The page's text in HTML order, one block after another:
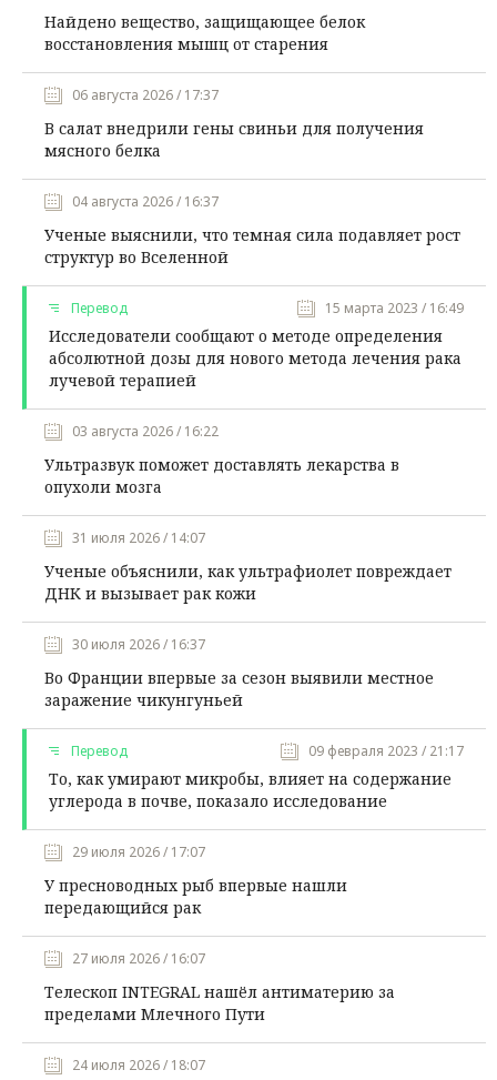
Найдено вещество, защищающее белок
восстановления мышц от старения
06 августа 2026 / 17:37
В салат внедрили гены свиньи для получения
мясного белка
04 августа 2026 / 16:37
Ученые выяснили, что темная сила подавляет рост
структур во Вселенной
Перевод 15 марта 2023 / 16:49
Исследователи сообщают о методе определения
абсолютной дозы для нового метода лечения рака
лучевой терапией
03 августа 2026 / 16:22
Ультразвук поможет доставлять лекарства в
опухоли мозга
31 июля 2026 / 14:07
Ученые объяснили, как ультрафиолет повреждает
ДНК и вызывает рак кожи
30 июля 2026 / 16:37
Во Франции впервые за сезон выявили местное
заражение чикунгуньей
Перевод 09 февраля 2023 / 21:17
То, как умирают микробы, влияет на содержание
углерода в почве, показало исследование
29 июля 2026 / 17:07
У пресноводных рыб впервые нашли
передающийся рак
27 июля 2026 / 16:07
Телескоп INTEGRAL нашёл антиматерию за
пределами Млечного Пути
24 июля 2026 / 18:07